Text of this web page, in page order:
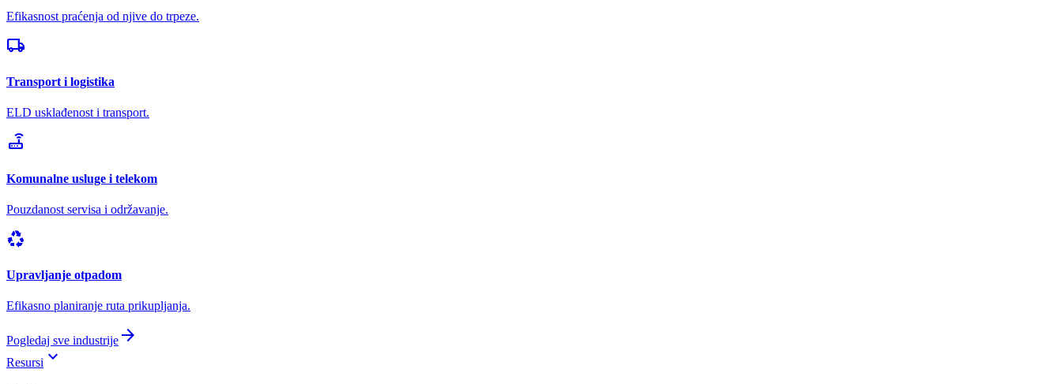
Efikasnost praćenja od njive do trpeze.
local_shipping
Transport i logistika
ELD usklađenost i transport.
router
Komunalne usluge i telekom
Pouzdanost servisa i održavanje.
recycling
Upravljanje otpadom
Efikasno planiranje ruta prikupljanja.
Pogledaj sve industrije arrow_forward
Resursi keyboard_arrow_down